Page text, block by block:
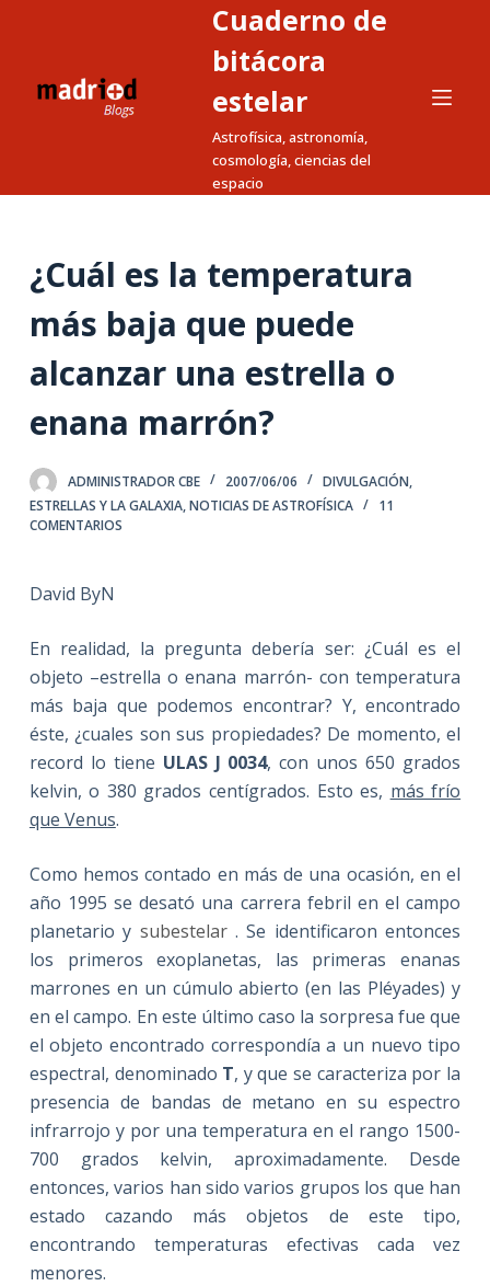
a
o
o
Cuaderno de
bitácora
estelar
Astrofísica, astronomía,
cosmología, ciencias del
espacio
¿Cuál es la temperatura
más baja que puede
alcanzar una estrella o
enana marrón?
ADMINISTRADOR CBE 2007/06/06 DIVULGACIÓN,
ESTRELLAS Y LA GALAXIA,NOTICIAS DE ASTROFÍSICA
11
COMENTARIOS
David ByN
En realidad, la pregunta debería ser: ¿Cuál es el
objeto –estrella o enana marrón- con temperatura
más baja que podemos encontrar? Y, encontrado
éste, ¿cuales son sus propiedades? De momento, el
record lo tiene ULAS J 0034, con unos 650 grados
kelvin, o 380 grados centígrados. Esto es, más frío
que Venus.
Como hemos contado en más de una ocasión, en el
año 1995 se desató una carrera febril en el campo
planetario y subestelar . Se identificaron entonces
los primeros exoplanetas, las primeras enanas
marrones en un cúmulo abierto (en las Pléyades) y
en el campo. En este último caso la sorpresa fue que
el objeto encontrado correspondía a un nuevo tipo
espectral, denominado T, y que se caracteriza por la
presencia de bandas de metano en su espectro
infrarrojo y por una temperatura en el rango 1500-
700 grados kelvin, aproximadamente. Desde
entonces, varios han sido varios grupos los que han
estado cazando más objetos de este tipo,
encontrando temperaturas efectivas cada vez
menores.